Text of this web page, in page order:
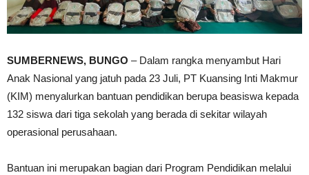
SUMBERNEWS, BUNGO – Dalam rangka menyambut Hari
Anak Nasional yang jatuh pada 23 Juli, PT Kuansing Inti Makmur
(KIM) menyalurkan bantuan pendidikan berupa beasiswa kepada
132 siswa dari tiga sekolah yang berada di sekitar wilayah
operasional perusahaan.
Bantuan ini merupakan bagian dari Program Pendidikan melalui